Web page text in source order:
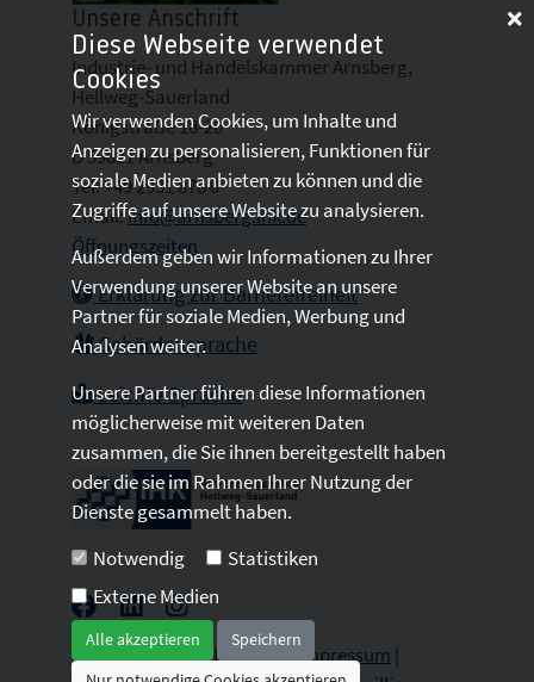
Unsere Anschrift
Industrie- und Handelskammer Arnsberg,
Hellweg-Sauerland
Königstraße 18-20
D 59821 Arnsberg
Tel: +49 2931 878 0
Email:info@arnsberg.ihk.de
Öffnungszeiten
Erklärung zur Barrierefreiheit
Gebärdensprache
Leichte Sprache
2026 © All Rights Reserved.Impressum
Diese Webseite verwendet
Cookies
Wir verwenden Cookies, um Inhalte und
Anzeigen zu personalisieren, Funktionen für
soziale Medien anbieten zu können und die
Zugriffe auf unsere Website zu analysieren.
Außerdem geben wir Informationen zu Ihrer
Verwendung unserer Website an unsere
Partner für soziale Medien, Werbung und
Analysen weiter.
Unsere Partner führen diese Informationen
möglicherweise mit weiteren Daten
zusammen, die Sie ihnen bereitgestellt haben
oder die sie im Rahmen Ihrer Nutzung der
Dienste gesammelt haben.
Notwendig
Statistiken
Externe Medien
Alle akzeptieren
Speichern